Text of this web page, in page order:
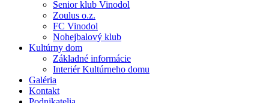
Senior klub Vinodol
Zoulus o.z.
FC Vinodol
Nohejbalový klub
Kultúrny dom
Základné informácie
Interiér Kultúrneho domu
Galéria
Kontakt